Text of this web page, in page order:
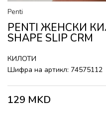
Penti
PENTI ЖЕНСКИ
SHAPE SLIP CRM
КИЛОТИ
Шифра на артикл: 74575112
129 MKD